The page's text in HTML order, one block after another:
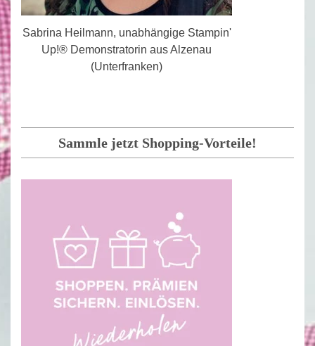
Sabrina Heilmann, unabhängige Stampin'
Up!® Demonstratorin aus Alzenau
(Unterfranken)
Sammle jetzt Shopping-Vorteile!